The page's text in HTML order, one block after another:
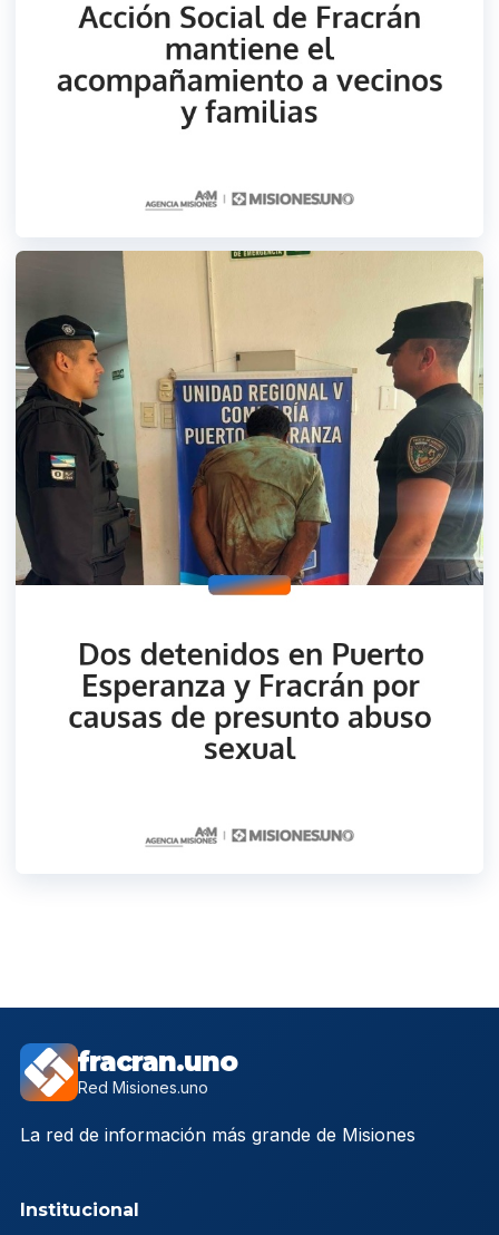
fracran.uno
Red Misiones.uno
La red de información más grande de Misiones
Institucional